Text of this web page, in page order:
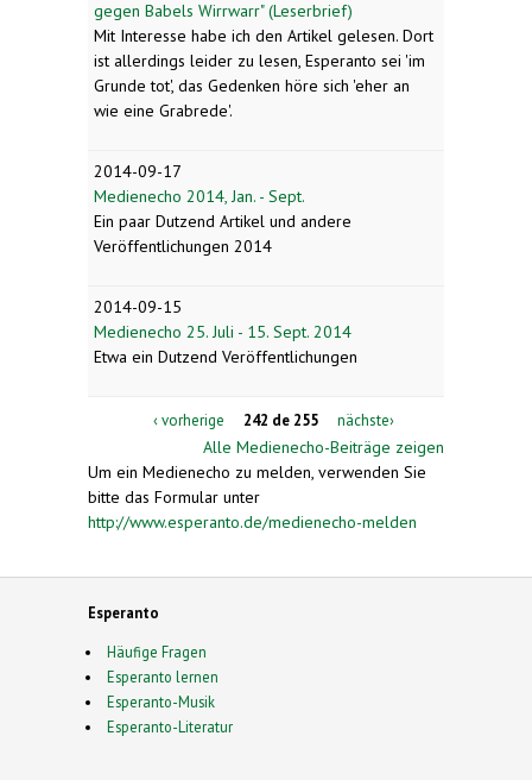
gegen Babels Wirrwarr" (Leserbrief)
Mit Interesse habe ich den Artikel gelesen. Dort
ist allerdings leider zu lesen, Esperanto sei 'im
Grunde tot', das Gedenken höre sich 'eher an
wie eine Grabrede'.
2014-09-17
Medienecho 2014, Jan. - Sept.
Ein paar Dutzend Artikel und andere
Veröffentlichungen 2014
2014-09-15
Medienecho 25. Juli - 15. Sept. 2014
Etwa ein Dutzend Veröffentlichungen
‹ vorherige 242 de 255 nächste›
Alle Medienecho-Beiträge zeigen
Um ein Medienecho zu melden, verwenden Sie
bitte das Formular unter
http://www.esperanto.de/medienecho-melden
Esperanto
Häufige Fragen
Esperanto lernen
Esperanto-Musik
Esperanto-Literatur